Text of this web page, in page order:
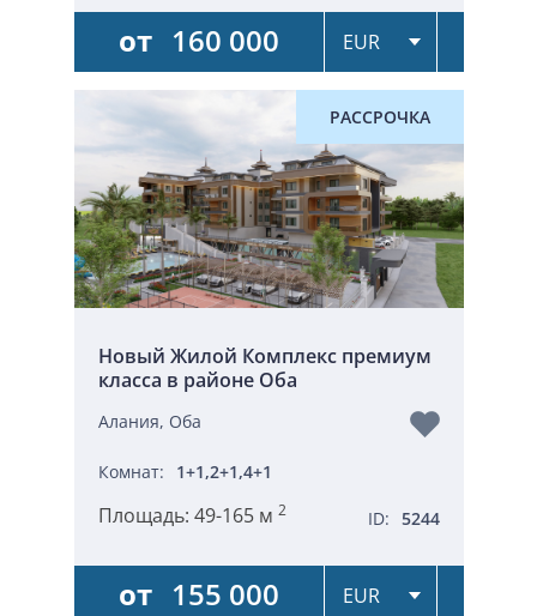
от 160 000
РАССРОЧКА
Новый Жилой Комплекс премиум
класса в районе Оба
Алания, Оба
Комнат: 1+1,2+1,4+1
Площадь: 49-165 м 2 ID: 5244
от 155 000